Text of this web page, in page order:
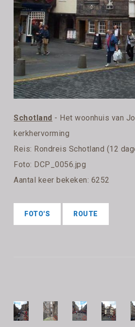
Schotland - Het woonhuis van
kerkhervorming
Reis: Rondreis Schotland (12
Foto: DCP_0056.jpg
Aantal keer bekeken: 6252
FOTO'S ROUTE